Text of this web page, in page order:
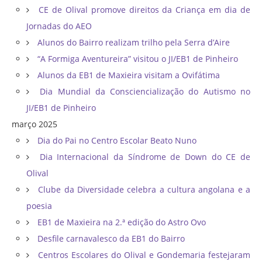
CE de Olival promove direitos da Criança em dia de
Jornadas do AEO
Alunos do Bairro realizam trilho pela Serra d’Aire
“A Formiga Aventureira” visitou o JI/EB1 de Pinheiro
Alunos da EB1 de Maxieira visitam a Ovifátima
Dia Mundial da Consciencialização do Autismo no
JI/EB1 de Pinheiro
março 2025
Dia do Pai no Centro Escolar Beato Nuno
Dia Internacional da Síndrome de Down do CE de
Olival
Clube da Diversidade celebra a cultura angolana e a
poesia
EB1 de Maxieira na 2.ª edição do Astro Ovo
Desfile carnavalesco da EB1 do Bairro
Centros Escolares do Olival e Gondemaria festejaram